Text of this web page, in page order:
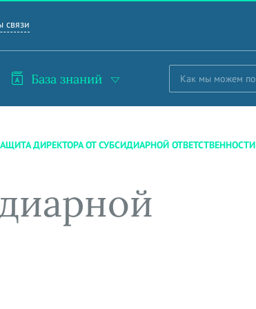
связи
База знаний
ДИРЕКТОРА ОТ СУБСИДИАРНОЙ ОТВЕТСТВЕННОСТИ